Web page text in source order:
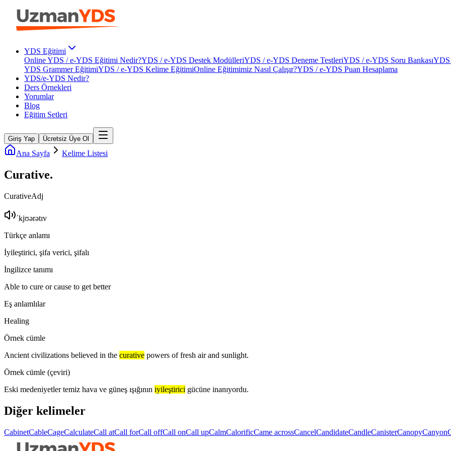
YDS Eğitimi
Online YDS / e-YDS Eğitimi Nedir?YDS / e-YDS Destek ModülleriYDS / e-YDS Deneme TestleriYDS / e-YDS Soru BankasıYDS
YDS Grammer EğitimiYDS / e-YDS Kelime EğitimiOnline Eğitimimiz Nasıl Çalışır?YDS / e-YDS Puan Hesaplama
YDS/e-YDS Nedir?
Ders Örnekleri
Yorumlar
Blog
Eğitim Setleri
Giriş Yap Ücretsiz Üye Ol
Ana Sayfa Kelime Listesi
Curative.
CurativeAdj
ˈkjʊərətɪv
Türkçe anlamı
İyileştirici, şifa verici, şifalı
İngilizce tanımı
Able to cure or cause to get better
Eş anlamlılar
Healing
Örnek cümle
Ancient civilizations believed in the curative powers of fresh air and sunlight.
Örnek cümle (çeviri)
Eski medeniyetler temiz hava ve güneş ışığının iyileştirici gücüne inanıyordu.
Diğer kelimeler
CabinetCableCageCalculateCall atCall forCall offCall onCall upCalmCalorificCame acrossCancelCandidateCandleCanisterCanopyCanyon